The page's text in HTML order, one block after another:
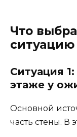
Что
ситуацию
Ситуация
этаже у
Основной
часть стены. В